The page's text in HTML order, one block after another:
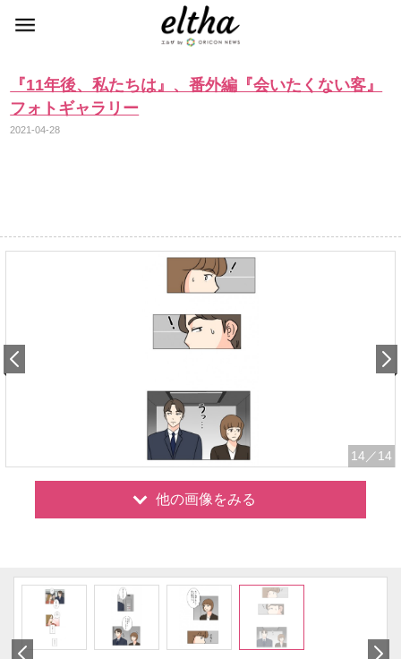
『11年後、私たちは』、番外編『会いたくない客』
フォトギャラリー
2021-04-28
14 ／14
他の画像をみる